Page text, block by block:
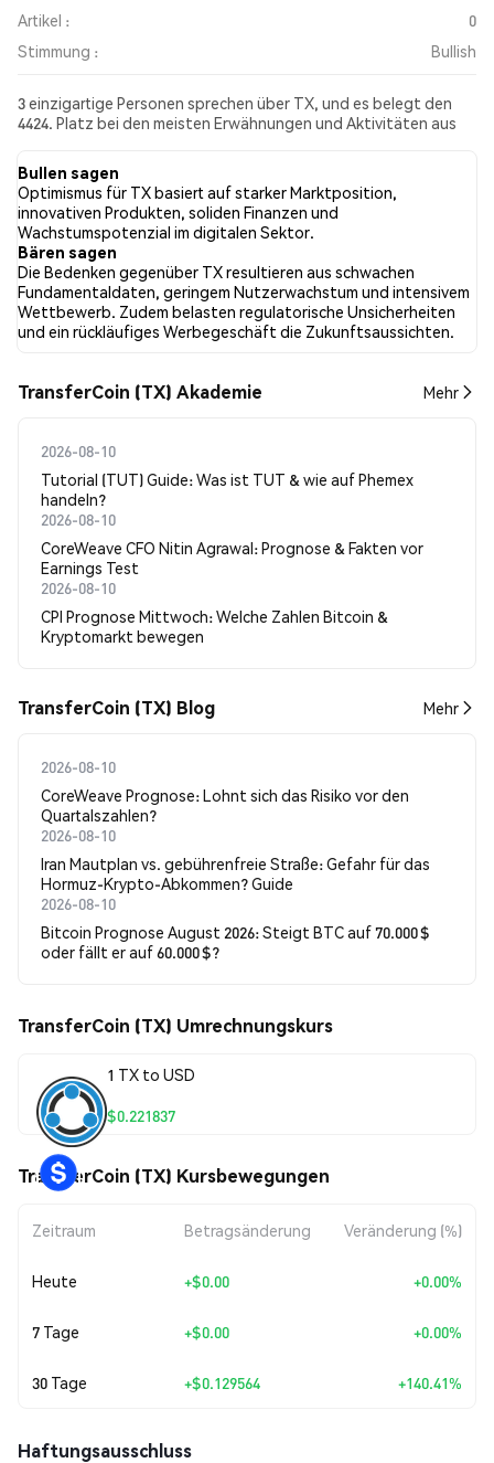
Artikel :
0
Stimmung :
Bullish
3 einzigartige Personen sprechen über TX, und es belegt den
4424. Platz bei den meisten Erwähnungen und Aktivitäten aus
Stimmung gegenüber TX in allen sozialen Medien Bullish.
Schließlich wurden 0 Nachrichtenartikel über TX veröffentlicht.
Auf Twitter hatten 100.00% der Tweets eine bullishe Stimmung
im Vergleich zu 0.00% der Tweets mit einer bärischen Stimmung
über TX. 0.00% der Tweets waren neutral gegenüber TX. Diese
Stimmungen basieren auf 1 Tweets.
Bullen sagen
Optimismus für TX basiert auf starker Marktposition,
innovativen Produkten, soliden Finanzen und
Wachstumspotenzial im digitalen Sektor.
Bären sagen
Die Bedenken gegenüber TX resultieren aus schwachen
Fundamentaldaten, geringem Nutzerwachstum und intensivem
Wettbewerb. Zudem belasten regulatorische Unsicherheiten
und ein rückläufiges Werbegeschäft die Zukunftsaussichten.
TransferCoin (TX) Akademie Mehr
2026-08-10
Tutorial (TUT) Guide: Was ist TUT & wie auf Phemex
handeln?
2026-08-10
CoreWeave CFO Nitin Agrawal: Prognose & Fakten vor
Earnings Test
2026-08-10
CPI Prognose Mittwoch: Welche Zahlen Bitcoin &
Kryptomarkt bewegen
TransferCoin (TX) Blog Mehr
2026-08-10
CoreWeave Prognose: Lohnt sich das Risiko vor den
Quartalszahlen?
2026-08-10
Iran Mautplan vs. gebührenfreie Straße: Gefahr für das
Hormuz-Krypto-Abkommen? Guide
2026-08-10
Bitcoin Prognose August 2026: Steigt BTC auf 70.000 $
oder fällt er auf 60.000 $?
TransferCoin (TX) Umrechnungskurs
1 TX to USD
$0.221837
TransferCoin (TX) Kursbewegungen
Zeitraum Betragsänderung Veränderung (%)
Heute +$0.00 +0.00%
7 Tage +$0.00 +0.00%
30 Tage +$0.129564 +140.41%
Haftungsausschluss